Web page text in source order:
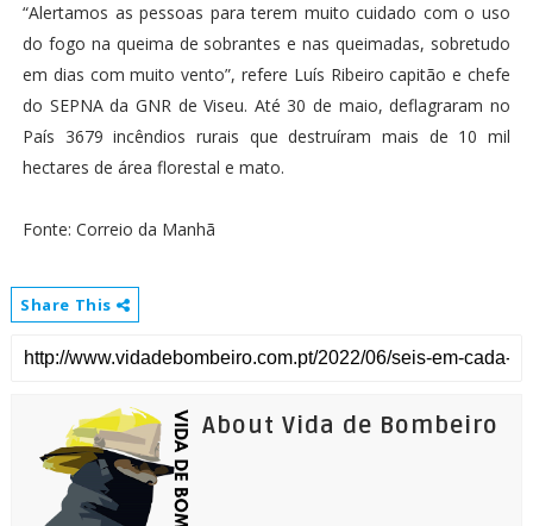
“Alertamos as pessoas para terem muito cuidado com o uso
do fogo na queima de sobrantes e nas queimadas, sobretudo
em dias com muito vento”, refere Luís Ribeiro capitão e chefe
do SEPNA da GNR de Viseu. Até 30 de maio, deflagraram no
País 3679 incêndios rurais que destruíram mais de 10 mil
hectares de área florestal e mato.
Fonte: Correio da Manhã
Share This
About Vida de Bombeiro